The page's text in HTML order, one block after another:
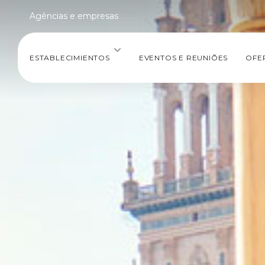
Agências e empresas
ESTABLECIMIENTOS EVENTOS E REUNIÕES